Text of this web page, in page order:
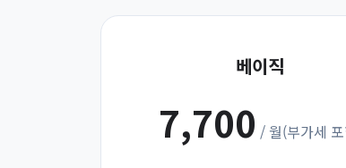
베이직
7,700 / 월(부가세